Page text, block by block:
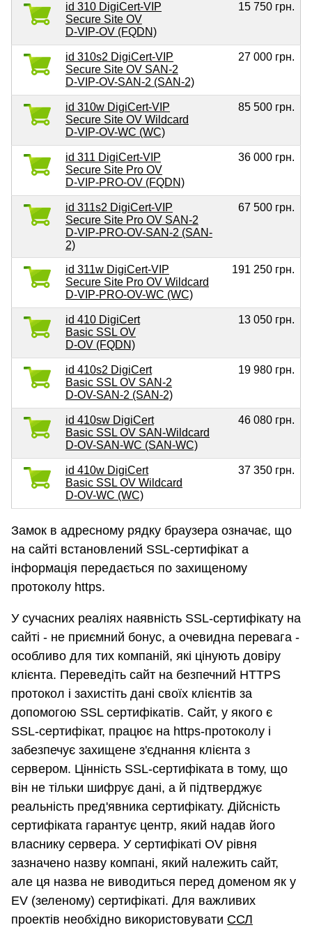
id 310 DigiCert-VIP
Secure Site OV
D-VIP-OV (FQDN)
15 750 грн.
id 310s2 DigiCert-VIP
Secure Site OV SAN-2
D-VIP-OV-SAN-2 (SAN-2)
27 000 грн.
id 310w DigiCert-VIP
Secure Site OV Wildcard
D-VIP-OV-WC (WC)
85 500 грн.
id 311 DigiCert-VIP
Secure Site Pro OV
D-VIP-PRO-OV (FQDN)
36 000 грн.
id 311s2 DigiCert-VIP
Secure Site Pro OV SAN-2
D-VIP-PRO-OV-SAN-2 (SAN-
2)
67 500 грн.
id 311w DigiCert-VIP
Secure Site Pro OV Wildcard
D-VIP-PRO-OV-WC (WC)
191 250 грн.
id 410 DigiCert
Basic SSL OV
D-OV (FQDN)
13 050 грн.
id 410s2 DigiCert
Basic SSL OV SAN-2
D-OV-SAN-2 (SAN-2)
19 980 грн.
id 410sw DigiCert
Basic SSL OV SAN-Wildcard
D-OV-SAN-WC (SAN-WC)
46 080 грн.
id 410w DigiCert
Basic SSL OV Wildcard
D-OV-WC (WC)
37 350 грн.
Замок в адресному рядку браузера означає, що
на сайті встановлений SSL-сертифікат а
інформація передається по захищеному
протоколу https.
У сучасних реаліях наявність SSL-сертифікату на
сайті - не приємний бонус, а очевидна перевага -
особливо для тих компаній, які цінують довіру
клієнта. Переведіть сайт на безпечний HTTPS
протокол і захистіть дані своїх клієнтів за
допомогою SSL сертифікатів. Сайт, у якого є
SSL-сертифікат, працює на https-протоколу і
забезпечує захищене з'єднання клієнта з
сервером. Цінність SSL-сертифіката в тому, що
він не тільки шифрує дані, а й підтверджує
реальність пред'явника сертифікату. Дійсність
сертифіката гарантує центр, який надав його
власнику сервера. У сертифікаті OV рівня
зазначено назву компані, який належить сайт,
але ця назва не виводиться перед доменом як у
EV (зеленому) сертифікаті. Для важливих
проектів необхідно використовувати ССЛ